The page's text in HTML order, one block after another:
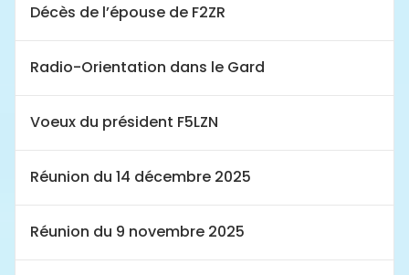
Décès de l’épouse de F2ZR
Radio-Orientation dans le Gard
Voeux du président F5LZN
Réunion du 14 décembre 2025
Réunion du 9 novembre 2025